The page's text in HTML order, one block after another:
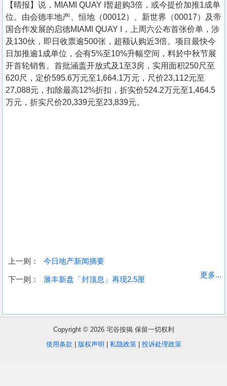
收
盘
【晴报】说，MIAMI QUAY I暂超购3倍，或今提价加推1成单
位。由会德丰地产、恒地（00012）、新世界（00017）及帝
国合作发展的启德MIAMI QUAY I，上周六公布首张价单，涉
及130伙，即日收票逾500张，超额认购近3倍。项目最快今
日加推逾1成单位，会有5%至10%升幅空间，料於中秋节展
开首轮销售。首批涵盖开放式及1至3房，实用面积250尺至
620尺，定价595.6万元至1,664.1万元，尺价23,112元至
27,088元，扣除最高12%折扣，折实价524.2万元至1,464.5
万元，折实尺价20,339元至23,839元。
上一则： 今日地产新闻摘要
下一则： 滙丰新盘「封顶息」再现2.5厘
更多...
Copyright © 2026 宅谷按揭 保留一切权利
使用条款
版权声明 私隐政策| 投诉处理政策